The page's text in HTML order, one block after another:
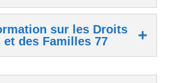
sur les Droits
et des Familles 77